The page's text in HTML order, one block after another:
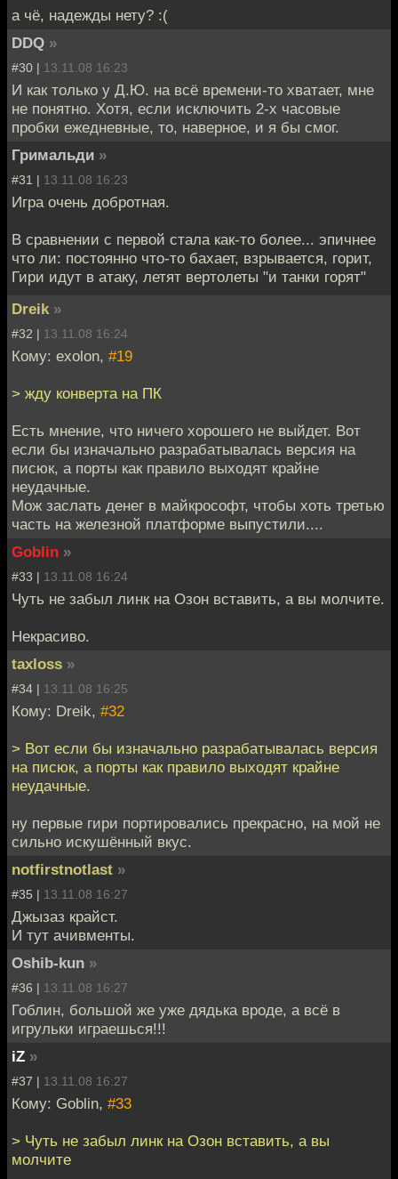
а чё, надежды нету? :(
DDQ »
#30 | 13.11.08 16:23
И как только у Д.Ю. на всё времени-то хватает, мне
не понятно. Хотя, если исключить 2-х часовые
пробки ежедневные, то, наверное, и я бы смог.
Гримальди »
#31 | 13.11.08 16:23
Игра очень добротная.
В сравнении с первой стала как-то более... эпичнее
что ли: постоянно что-то бахает, взрывается, горит,
Гири идут в атаку, летят вертолеты "и танки горят"
Dreik »
#32 | 13.11.08 16:24
Кому: exolon, #19
> жду конверта на ПК
Есть мнение, что ничего хорошего не выйдет. Вот
если бы изначально разрабатывалась версия на
писюк, а порты как правило выходят крайне
неудачные.
Мож заслать денег в майкрософт, чтобы хоть третью
часть на железной платформе выпустили....
Goblin »
#33 | 13.11.08 16:24
Чуть не забыл линк на Озон вставить, а вы молчите.
Некрасиво.
taxloss »
#34 | 13.11.08 16:25
Кому: Dreik, #32
> Вот если бы изначально разрабатывалась версия
на писюк, а порты как правило выходят крайне
неудачные.
ну первые гири портировались прекрасно, на мой не
сильно искушённый вкус.
notfirstnotlast »
#35 | 13.11.08 16:27
Джызаз крайст.
И тут ачивменты.
Oshib-kun »
#36 | 13.11.08 16:27
Гоблин, большой же уже дядька вроде, а всё в
игрульки играешься!!!
iZ »
#37 | 13.11.08 16:27
Кому: Goblin, #33
> Чуть не забыл линк на Озон вставить, а вы
молчите